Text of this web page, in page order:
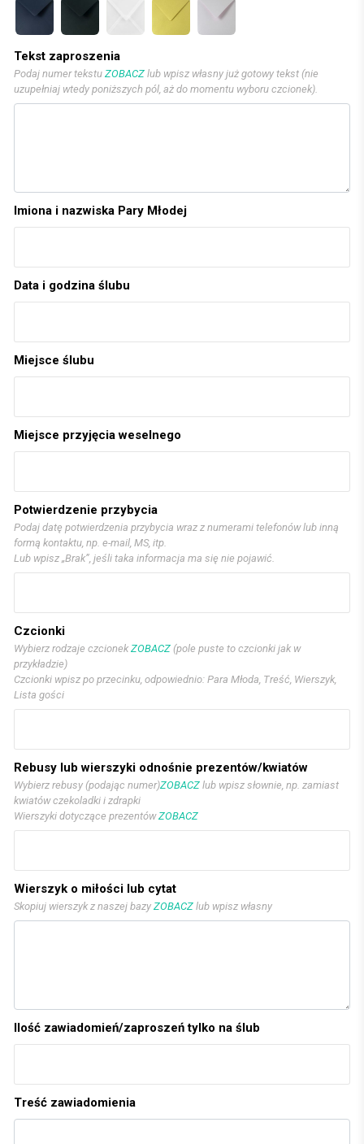
Tekst zaproszenia
Podaj numer tekstu ZOBACZ lub wpisz własny już gotowy tekst (nie
uzupełniaj wtedy poniższych pól, aż do momentu wyboru czcionek).
Imiona i nazwiska Pary Młodej
Data i godzina ślubu
Miejsce ślubu
Miejsce przyjęcia weselnego
Potwierdzenie przybycia
Podaj datę potwierdzenia przybycia wraz z numerami telefonów lub inną
formą kontaktu, np. e-mail, MS, itp.
Lub wpisz „Brak”, jeśli taka informacja ma się nie pojawić.
Czcionki
Wybierz rodzaje czcionek ZOBACZ (pole puste to czcionki jak w
przykładzie)
Czcionki wpisz po przecinku, odpowiednio: Para Młoda, Treść, Wierszyk,
Lista gości
Rebusy lub wierszyki odnośnie prezentów/kwiatów
Wybierz rebusy (podając numer)ZOBACZ lub wpisz słownie, np. zamiast
kwiatów czekoladki i zdrapki
Wierszyki dotyczące prezentówZOBACZ
Wierszyk o miłości lub cytat
Skopiuj wierszyk z naszej bazy ZOBACZ lub wpisz własny
Ilość zawiadomień/zaproszeń tylko na ślub
Treść zawiadomienia